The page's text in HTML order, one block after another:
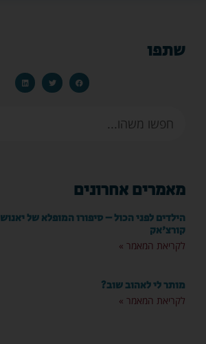
שתפו
מאמרים אחרונים
הילדים לפני הכול – סיפורו המופלא של יאנוש
קורצ'אק
לקריאת המאמר »
מותר לי לאהוב שוב?
לקריאת המאמר »